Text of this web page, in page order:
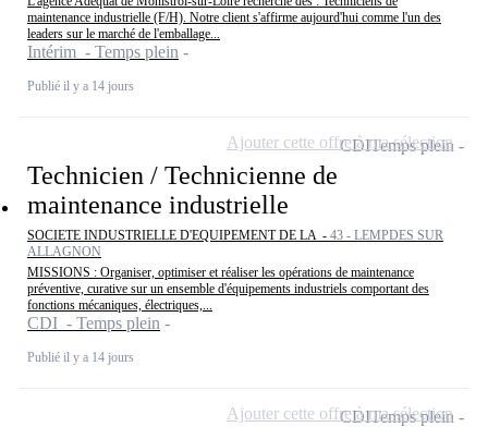
maintenance industrielle (F/H). Notre client s'affirme aujourd'hui comme l'un des
leaders sur le marché de l'emballage...
Intérim - Temps plein
Publié il y a 14 jours
Technicien / Technicienne de
maintenance industrielle
SOCIETE INDUSTRIELLE D'EQUIPEMENT DE LA - 43 - LEMPDES SUR
ALLAGNON
MISSIONS : Organiser, optimiser et réaliser les opérations de maintenance
préventive, curative sur un ensemble d'équipements industriels comportant des
fonctions mécaniques, électriques,...
CDI - Temps plein
Publié il y a 14 jours
CDITemps plein
Ajouter cette offre à ma sélection
CDITemps plein
Ajouter cette offre à ma sélection